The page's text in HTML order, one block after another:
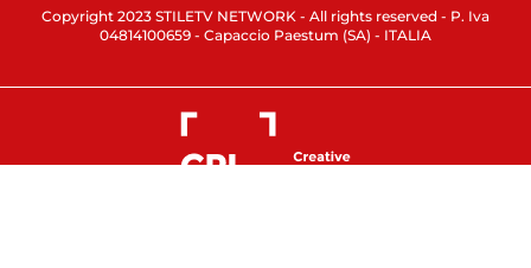
Copyright 2023 STILETV NETWORK - All rights reserved - P. Iva
04814100659 - Capaccio Paestum (SA) - ITALIA